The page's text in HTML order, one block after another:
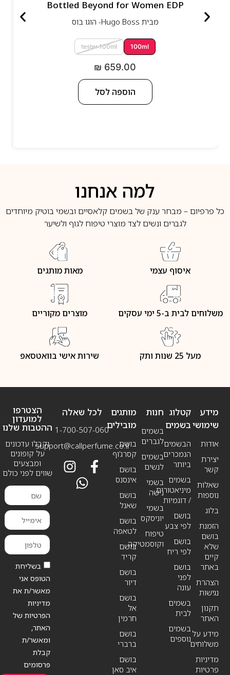
Bottled Beyond for Women EDP
מבית Hugo Boss- הוגו בוס
100ml
tester 100ml
₪ 659.00
הוספה לסל
למה אנחנו
כל פרפיום – מבחר ענק של בשמים קלאסיים ובשמי בוטיק מיוחדים
לגברים ונשים לצד מוצרי טיפוח לגוף ולשיער
איסוף עצמי מאות מותגים
משלוחים לבית ב-5 ימי עסקים מוצרים מקוריים
מעל 25 שנות ותק שירות אישי בוואטסאפ
מידע
שימושי
אודות
יצירת
קשר
שאלות
נוספות
בלוג
הזמנת
בושם
שלא
קיים
באתר
הצהרת
נגישות
תקנון
האתר
מידע על
משלוחים
מדיניות
פרטיות
חנות
בשמים
לגברים
בשמים
לנשים
בשמי
נישה
בשמי
יוניסקס
טיפוח
וקוסמטיקה
קטלוג
בשמים
הבשמים
הנמכרים
ביותר
בשמים
מיניאטורים
/ דוגמיות
בושם
לפי צבע
בושם
לפי ריח
בושם
לפני
עונה
בשמים
לבית
בשמים
נוספים
מותגים
מובילים
בושם
קסרג’וף
בושם
אינסנס
בושם
שאנל
בושם
לטאפה
בושם
קריד
בושם
דיור
בושם
אל
חרמין
בושם
ברברי
בושם
איב סאן
לכל שאלה
1-700-507-060
support@callperfume.co.il
הצטרפו
למועדון
ההטבות שלנו
וקבלו עדכונים
על קופונים
ומבצעים
שווים לפני כולם
בשליחת
הטופס אני
מאשר/ת את
מדיניות
הפרטיות של
האתר,
ומאשר/ת
קבלת
פרסומים